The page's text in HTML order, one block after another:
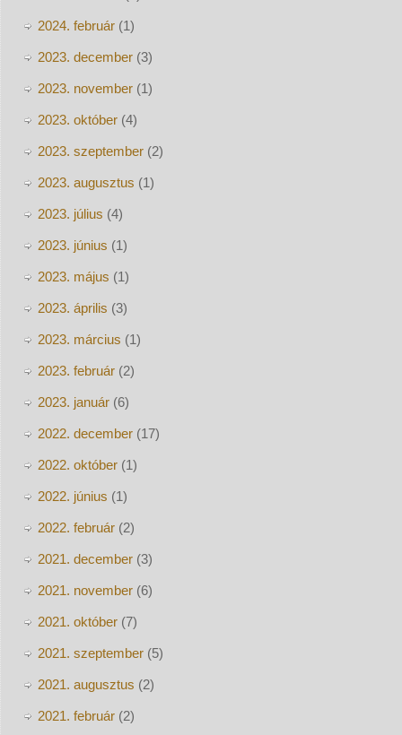
2024. február(1)
2023. december(3)
2023. november(1)
2023. október(4)
2023. szeptember(2)
2023. augusztus (1)
2023. július (4)
2023. június (1)
2023. május (1)
2023. április (3)
2023. március (1)
2023. február(2)
2023. január(6)
2022. december(17)
2022. október(1)
2022. június (1)
2022. február(2)
2021. december(3)
2021. november(6)
2021. október(7)
2021. szeptember(5)
2021. augusztus (2)
2021. február(2)